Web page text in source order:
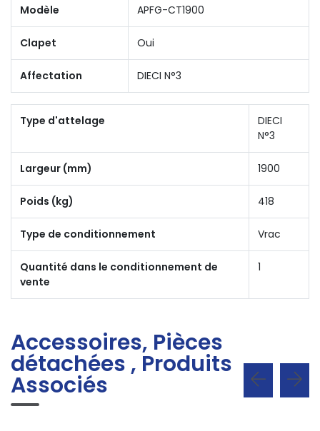
Modèle APFG-CT1900
Clapet Oui
Affectation DIECI N°3
Type d'attelage
DIECI
N°3
Largeur (mm) 1900
Poids (kg) 418
Type de conditionnement Vrac
Quantité dans le conditionnement de
vente
1
Accessoires, Pièces
détachées , Produits
Associés